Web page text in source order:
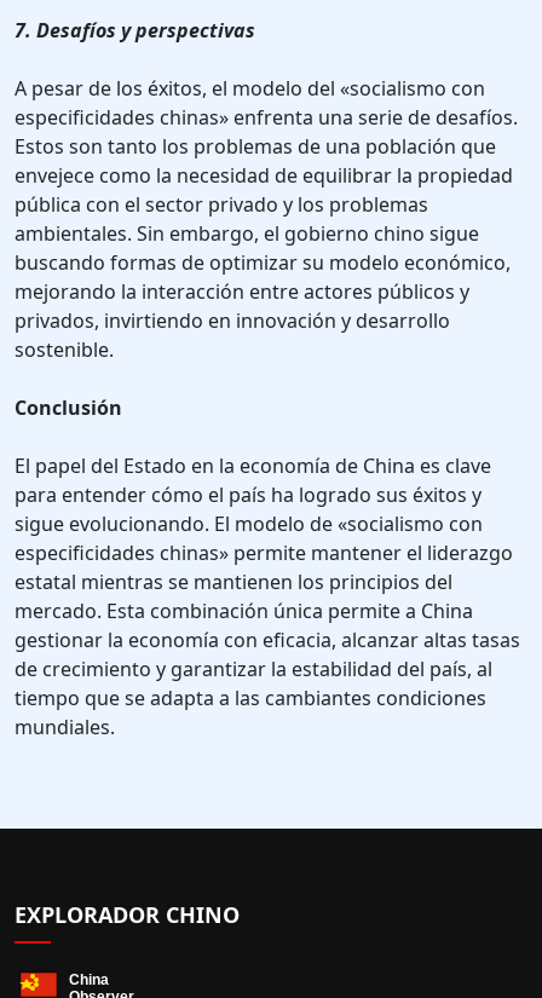
7. Desafíos y perspectivas
A pesar de los éxitos, el modelo del «socialismo con
especificidades chinas» enfrenta una serie de desafíos.
Estos son tanto los problemas de una población que
envejece como la necesidad de equilibrar la propiedad
pública con el sector privado y los problemas
ambientales. Sin embargo, el gobierno chino sigue
buscando formas de optimizar su modelo económico,
mejorando la interacción entre actores públicos y
privados, invirtiendo en innovación y desarrollo
sostenible.
Conclusión
El papel del Estado en la economía de China es clave
para entender cómo el país ha logrado sus éxitos y
sigue evolucionando. El modelo de «socialismo con
especificidades chinas» permite mantener el liderazgo
estatal mientras se mantienen los principios del
mercado. Esta combinación única permite a China
gestionar la economía con eficacia, alcanzar altas tasas
de crecimiento y garantizar la estabilidad del país, al
tiempo que se adapta a las cambiantes condiciones
mundiales.
EXPLORADOR CHINO